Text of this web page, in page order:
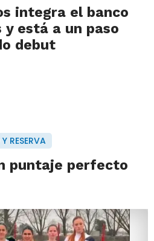
integra el banco
y está a un paso
debut
RESERVA
puntaje perfecto